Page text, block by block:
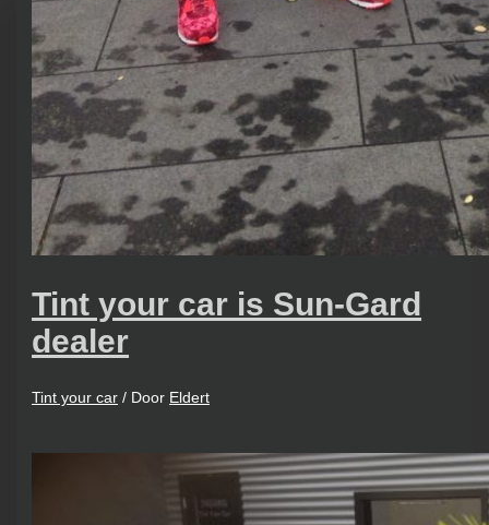
Tint your car is Sun-Gard
dealer
Tint your car / Door Eldert